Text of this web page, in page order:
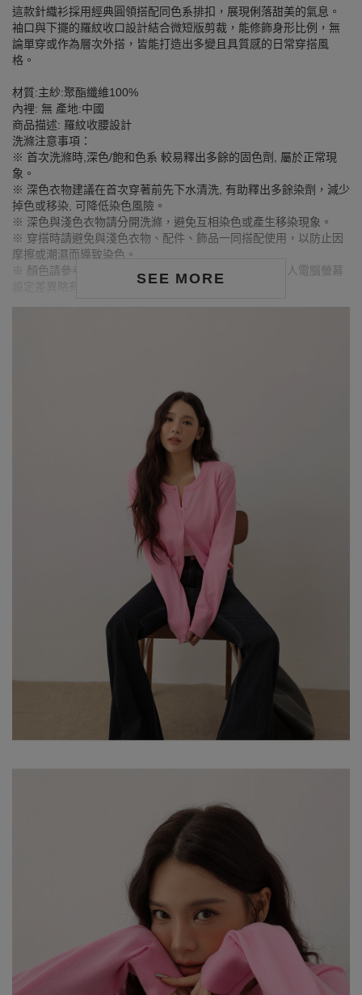
SEE MORE
這款針織衫採用經典圓領搭配同色系排扣，展現俐落甜美的氣息。
袖口與下擺的羅紋收口設計結合微短版剪裁，能修飾身形比例，無
論單穿或作為層次外搭，皆能打造出多變且具質感的日常穿搭風
格。
材質:主紗:聚酯纖維100%
內裡: 無 產地:中國
商品描述: 羅紋收腰設計
洗滌注意事項：
※ 首次洗滌時,深色/飽和色系 較易釋出多餘的固色劑, 屬於正常現
象。
※ 深色衣物建議在首次穿著前先下水清洗, 有助釋出多餘染劑，減少
掉色或移染, 可降低染色風險。
※ 深色與淺色衣物請分開洗滌，避免互相染色或產生移染現象。
※ 穿搭時請避免與淺色衣物、配件、飾品一同搭配使用，以防止因
摩擦或潮濕而導致染色。
※ 顏色請參考單品圖片較為接近，但因圖檔顏色會因個人電腦螢幕
設定差異略有不同，請以實際商品顏色為準。